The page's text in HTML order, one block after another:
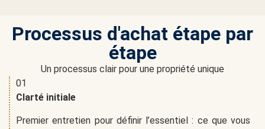
Processus d'achat étape par
étape
Un processus clair pour une propriété unique
01
Clarté initiale
Premier entretien pour définir l’essentiel : ce que vous